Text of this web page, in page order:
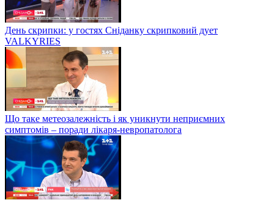
День скрипки: у гостях Сніданку скрипковий дует
VALKYRIES
Що таке метеозалежність і як уникнути неприємних
симптомів – поради лікаря-невропатолога